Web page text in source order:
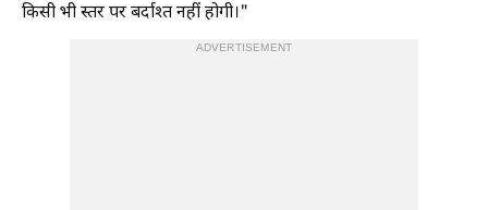
किसी भी स्तर पर बर्दाश्त नहीं होगी।"
ADVERTISEMENT